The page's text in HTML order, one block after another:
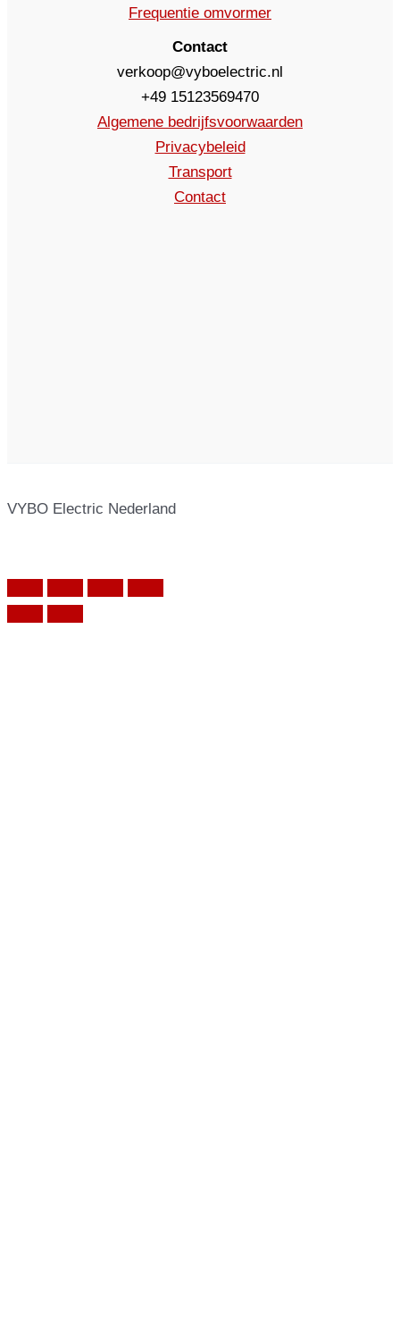
Frequentie omvormer
Contact
verkoop@vyboelectric.nl
+49 15123569470
Algemene bedrijfsvoorwaarden
Privacybeleid
Transport
Contact
VYBO Electric Nederland